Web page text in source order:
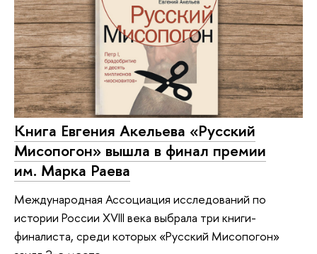
Книга Евгения Акельева «Русский
Мисопогон» вышла в финал премии
им. Марка Раева
Международная Ассоциация исследований по
истории России XVIII века выбрала три книги-
финалиста, среди которых «Русский Мисопогон»